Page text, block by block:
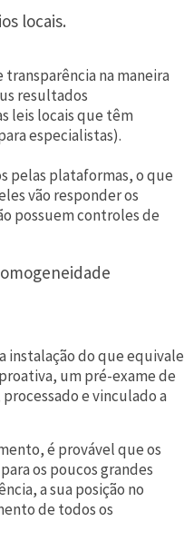
locais.
na maneira
resultados
leis locais que têm
especialistas).
pelas plataformas, o que
vão responder os
possuem controles de
instalação do que equivale
um pré-exame de
e vinculado a
é provável que os
os poucos grandes
a sua posição no
de todos os